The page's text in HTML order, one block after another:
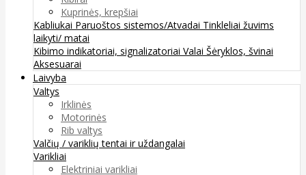
Kuprinės, krepšiai
Kabliukai Paruoštos sistemos/Atvadai Tinkleliai žuvims
laikyti/ matai
Kibimo indikatoriai, signalizatoriai Valai Šėryklos, švinai
Aksesuarai
Laivyba
Valtys
Irklinės
Motorinės
Rib valtys
Valčių / variklių tentai ir uždangalai
Varikliai
Elektriniai varikliai